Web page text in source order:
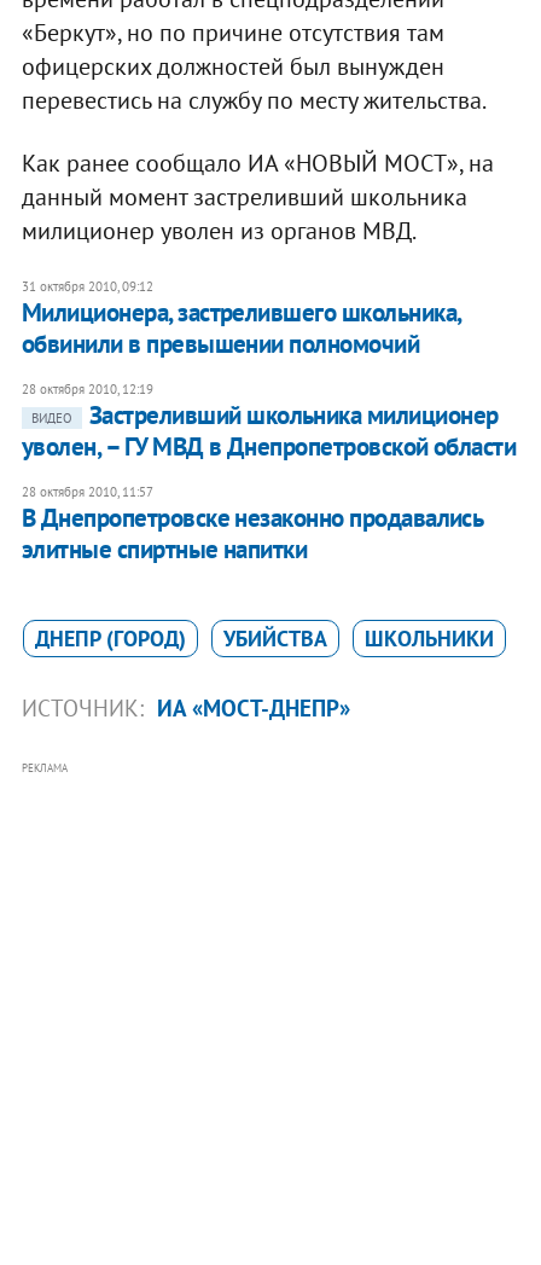
«Беркут», но по причине отсутствия там
офицерских должностей был вынужден
перевестись на службу по месту жительства.
Как ранее сообщало ИА «НОВЫЙ МОСТ», на
данный момент застреливший школьника
милиционер уволен из органов МВД.
31 октября 2010, 09:12
Милиционера, застрелившего школьника,
обвинили в превышении полномочий
28 октября 2010, 12:19
ВИДЕО
Застреливший школьника милиционер
уволен, – ГУ МВД в Днепропетровской области
28 октября 2010, 11:57
В Днепропетровске незаконно продавались
элитные спиртные напитки
ДНЕПР (ГОРОД) УБИЙСТВА ШКОЛЬНИКИ
ИСТОЧНИК: ИА «МОСТ-ДНЕПР»
РЕКЛАМА